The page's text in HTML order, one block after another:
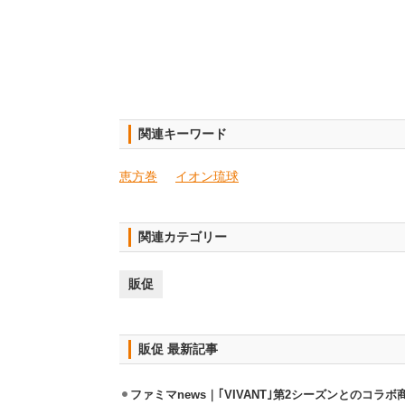
関連キーワード
恵方巻 イオン琉球
関連カテゴリー
販促
販促 最新記事
ファミマnews｜｢VIVANT｣第2シーズンとのコラボ